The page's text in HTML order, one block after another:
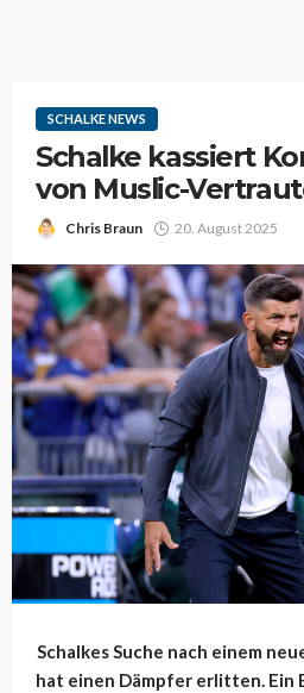
SCHALKE NEWS
Schalke kassiert
von Muslic-
Chris Braun 20. August 2025
Schalkes Suche nach einem
hat einen Dämpfer erlitten. Ein